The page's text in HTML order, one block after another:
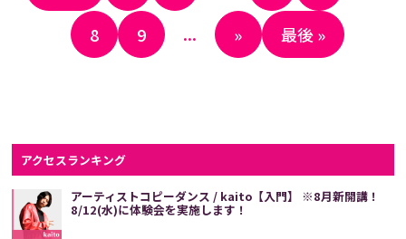
8 9 ... » 最後 »
アクセスランキング
アーティストコピーダンス / kaito【入門】 ※8月新開講！
8/12(水)に体験会を実施します！